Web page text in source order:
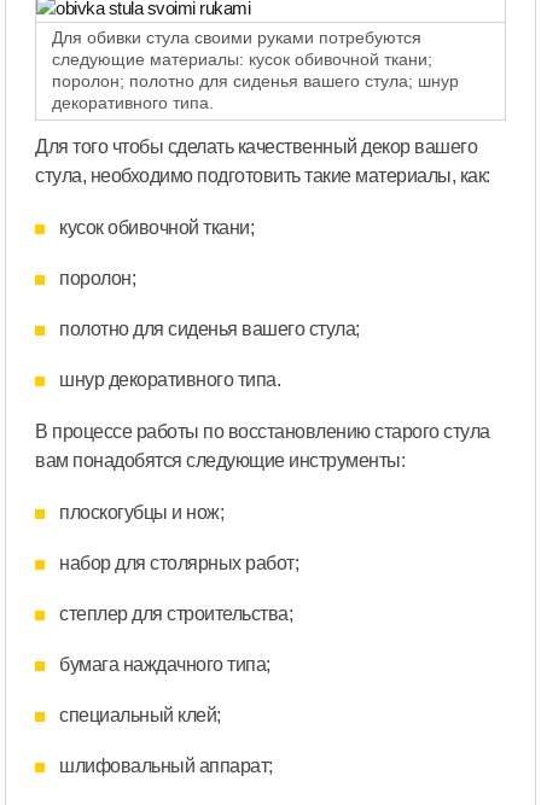
Для обивки стула своими руками потребуются
следующие материалы: кусок обивочной ткани;
поролон; полотно для сиденья вашего стула; шнур
декоративного типа.
Для того чтобы сделать качественный декор вашего
стула, необходимо подготовить такие материалы, как:
кусок обивочной ткани;
поролон;
полотно для сиденья вашего стула;
шнур декоративного типа.
В процессе работы по восстановлению старого стула
вам понадобятся следующие инструменты:
плоскогубцы и нож;
набор для столярных работ;
степлер для строительства;
бумага наждачного типа;
специальный клей;
шлифовальный аппарат;